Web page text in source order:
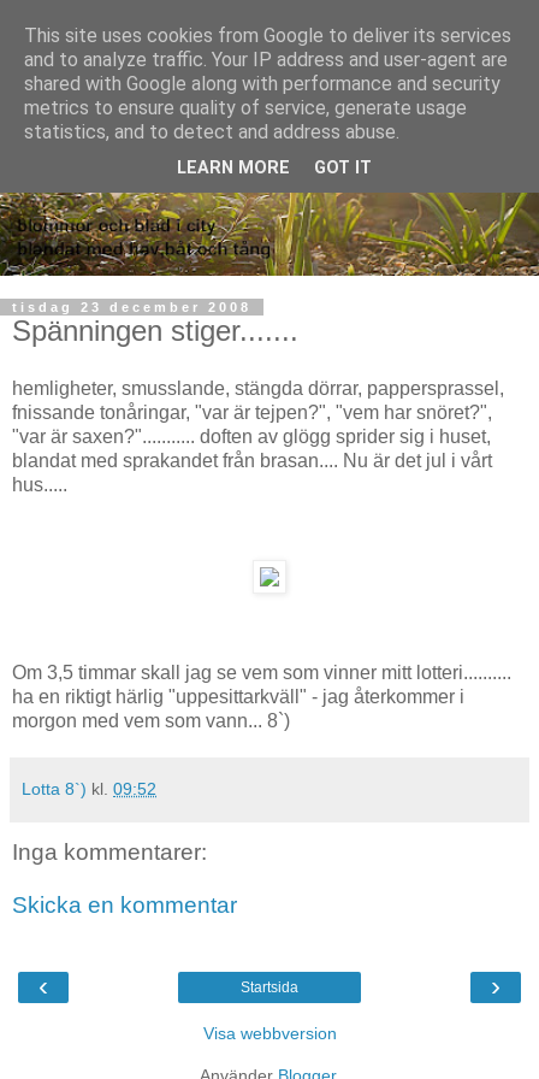
tisdag 23 december 2008
Spänningen stiger.......
hemligheter, smusslande, stängda dörrar, pappersprassel,
fnissande tonåringar, "var är tejpen?", "vem har snöret?",
"var är saxen?"........... doften av glögg sprider sig i huset,
blandat med sprakandet från brasan.... Nu är det jul i vårt
hus.....
Om 3,5 timmar skall jag se vem som vinner mitt lotteri..........
ha en riktigt härlig "uppesittarkväll" - jag återkommer i
morgon med vem som vann... 8`)
Lotta 8`) kl. 09:52
Inga kommentarer:
Skicka en kommentar
‹ ›
Startsida
Visa webbversion
This site uses cookies from Google to deliver its services
and to analyze traffic. Your IP address and user-agent are
shared with Google along with performance and security
metrics to ensure quality of service, generate usage
statistics, and to detect and address abuse.
LEARN MORE GOT IT